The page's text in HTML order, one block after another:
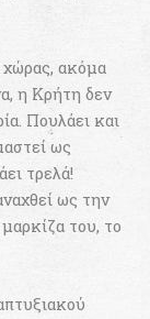
χώρας, ακόμα
η Κρήτη δεν
Πουλάει και
ως
τρελά!
ως την
του, το